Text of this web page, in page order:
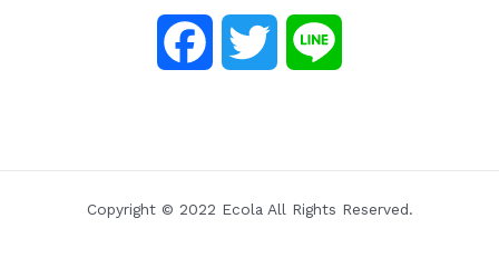
e t e
Copyright © 2022 Ecola All Rights Reserved.